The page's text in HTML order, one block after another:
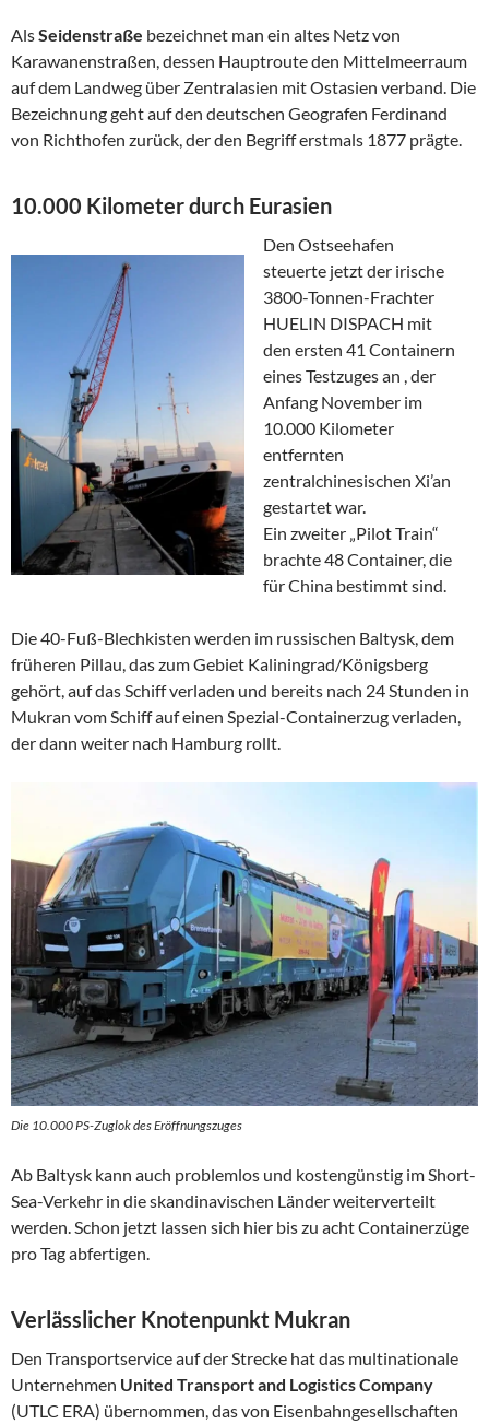
AlsSeidenstraße bezeichnet man ein altes Netz von
Karawanenstraßen, dessen Hauptroute den Mittelmeerraum
auf dem Landweg über Zentralasien mit Ostasien verband. Die
Bezeichnung geht auf den deutschen Geografen Ferdinand
von Richthofen zurück, der den Begriff erstmals 1877 prägte.
10.000 Kilometer durch Eurasien
Den Ostseehafen
steuerte jetzt der irische
3800-Tonnen-Frachter
HUELIN DISPACH mit
den ersten 41 Containern
eines Testzuges an , der
Anfang November im
10.000 Kilometer
entfernten
zentralchinesischen Xi’an
gestartet war.
Ein zweiter „Pilot Train“
brachte 48 Container, die
für China bestimmt sind.
Die 40-Fuß-Blechkisten werden im russischen Baltysk, dem
früheren Pillau, das zum Gebiet Kaliningrad/Königsberg
gehört, auf das Schiff verladen und bereits nach 24 Stunden in
Mukran vom Schiff auf einen Spezial-Containerzug verladen,
der dann weiter nach Hamburg rollt.
Die 10.000 PS-Zuglok des Eröffnungszuges
Ab Baltysk kann auch problemlos und kostengünstig im Short-
Sea-Verkehr in die skandinavischen Länder weiterverteilt
werden. Schon jetzt lassen sich hier bis zu acht Containerzüge
pro Tag abfertigen.
Verlässlicher Knotenpunkt Mukran
Den Transportservice auf der Strecke hat das multinationale
Unternehmen United Transport and Logistics Company
(UTLC ERA) übernommen, das von Eisenbahngesellschaften